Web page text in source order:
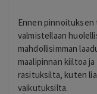
Ennen
valmistellaan
mahdollisimman
maalipinnan kiiltoa
rasituksilta, kuten
vaikutuksilta.